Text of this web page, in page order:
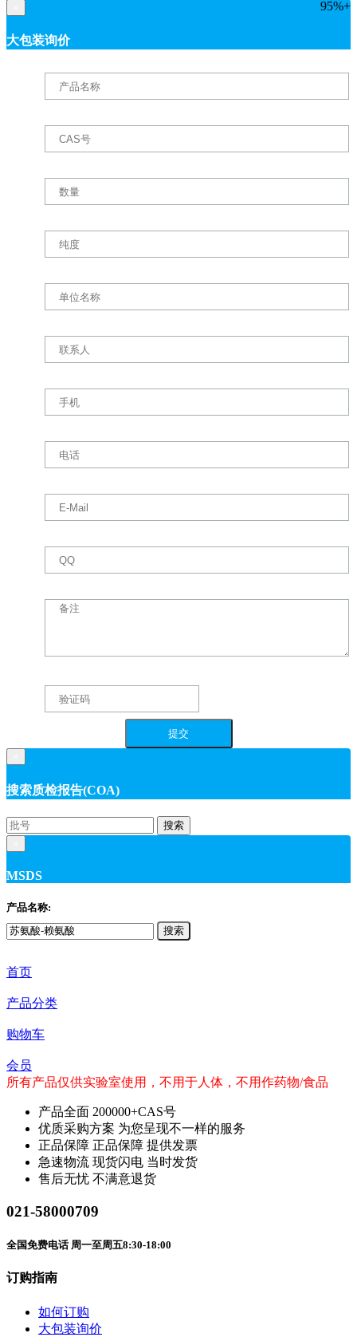
95%+
大包装询价
搜索质检报告(COA)
搜索
MSDS
产品名称:
搜索
首页
产品分类
购物车
会员
所有产品仅供实验室使用，不用于人体，不用作药物/食品
产品全面 200000+CAS号
优质采购方案 为您呈现不一样的服务
正品保障 正品保障 提供发票
急速物流 现货闪电 当时发货
售后无忧 不满意退货
021-58000709
全国免费电话 周一至周五8:30-18:00
订购指南
如何订购
大包装询价